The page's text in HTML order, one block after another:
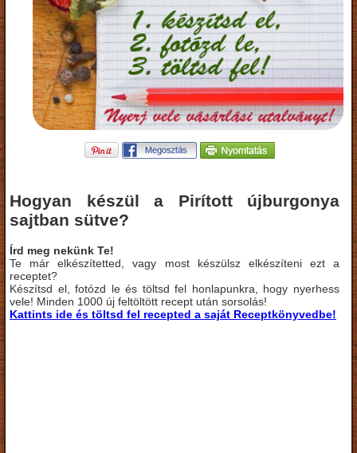
Hogyan készül a Pirított újburgonya
sajtban sütve?
Írd meg nekünk Te!
Te már elkészítetted, vagy most készülsz elkészíteni ezt a
receptet?
Készítsd el, fotózd le és töltsd fel honlapunkra, hogy nyerhess
vele! Minden 1000 új feltöltött recept után sorsolás!
Kattints ide és töltsd fel recepted a saját Receptkönyvedbe!